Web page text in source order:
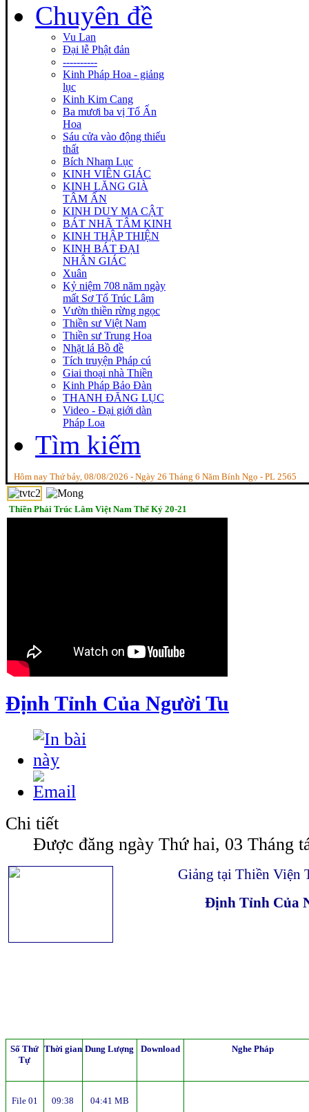
Chuyên đề
Vu Lan
Đại lễ Phật đản
----------
Kinh Pháp Hoa - giảng
lục
Kinh Kim Cang
Ba mươi ba vị Tổ Ấn
Hoa
Sáu cửa vào động thiếu
thất
Bích Nham Lục
KINH VIÊN GIÁC
KINH LĂNG GIÀ
TÂM ẤN
KINH DUY MA CẬT
BÁT NHÃ TÂM KINH
KINH THẬP THIỆN
KINH BÁT ĐẠI
NHÂN GIÁC
Xuân
Kỷ niệm 708 năm ngày
mất Sơ Tổ Trúc Lâm
Vườn thiền rừng ngọc
Thiền sư Việt Nam
Thiền sư Trung Hoa
Nhặt lá Bồ đề
Tích truyện Pháp cú
Giai thoại nhà Thiền
Kinh Pháp Bảo Đàn
THANH ĐĂNG LỤC
Video - Đại giới dàn
Pháp Loa
Tìm kiếm
Hôm nay Thứ bảy, 08/08/2026 - Ngày 26 Tháng 6 Năm Bính Ngọ - PL 2565
Thiền Phái Trúc Lâm Việt Nam Thế Kỷ 20-21
Định Tỉnh Của Người Tu
Chi tiết
Được đăng ngày Thứ hai, 03 Tháng
Giảng tại Thiền Viện
Định Tỉnh Của
Số Thứ
Tự
Thời gian Dung Lượng Download Nghe Pháp
File 01 09:38 04:41 MB